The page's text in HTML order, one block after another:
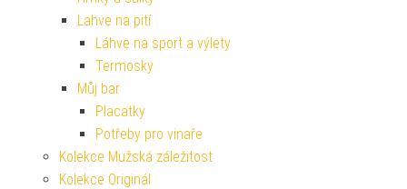
Lahve na pití
Láhve na sport a výlety
Termosky
Můj bar
Placatky
Potřeby pro vinaře
Kolekce Mužská záležitost
Kolekce Originál